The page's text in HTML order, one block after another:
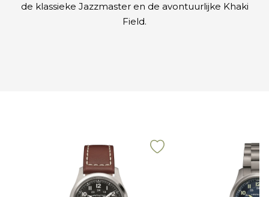
de klassieke Jazzmaster en de avontuurlijke Khaki
Field.